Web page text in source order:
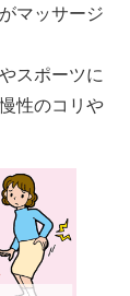
マッサージ
スポーツに
性のコリや